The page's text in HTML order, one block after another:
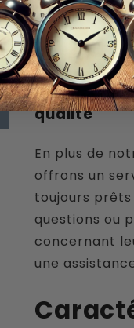
le plus
gamme
Un réveil
qualité
En plus de
offrons un
toujours
questions ou
concernant
une